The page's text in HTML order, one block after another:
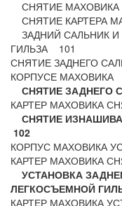
СНЯТИЕ
СНЯТИЕ КАРТЕРА
ЗАДНИЙ САЛЬНИК
ГИЛЬЗА 101
СНЯТИЕ ЗАДНЕГО
КОРПУСЕ МАХОВИКА
СНЯТИЕ ЗАДНЕГО
КАРТЕР МАХОВИКА
СНЯТИЕ
102
КОРПУС МАХОВИКА
КАРТЕР МАХОВИКА
УСТАНОВКА
ЛЕГКОСЪЕМНОЙ
КАРТЕР МАХОВИКА